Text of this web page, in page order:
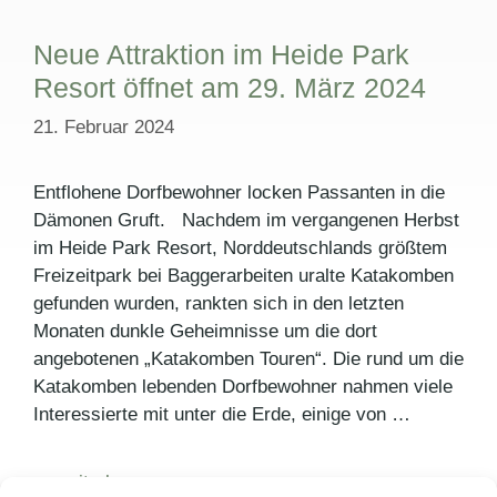
Neue Attraktion im Heide Park
Resort öffnet am 29. März 2024
21. Februar 2024
Entflohene Dorfbewohner locken Passanten in die
Dämonen Gruft. Nachdem im vergangenen Herbst
im Heide Park Resort, Norddeutschlands größtem
Freizeitpark bei Baggerarbeiten uralte Katakomben
gefunden wurden, rankten sich in den letzten
Monaten dunkle Geheimnisse um die dort
angebotenen „Katakomben Touren“. Die rund um die
Katakomben lebenden Dorfbewohner nahmen viele
Interessierte mit unter die Erde, einige von …
weiterlesen >